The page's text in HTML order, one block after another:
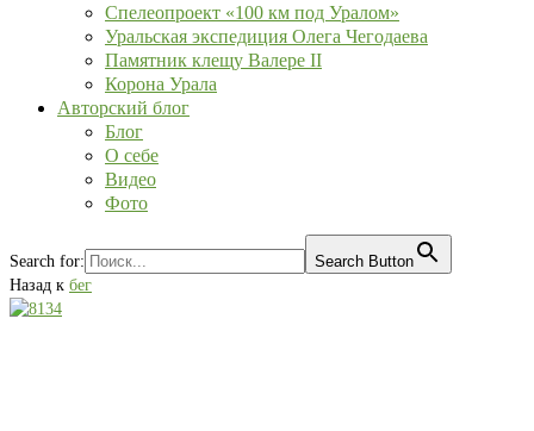
Спелеопроект «100 км под Уралом»
Уральская экспедиция Олега Чегодаева
Памятник клещу Валере II
Корона Урала
Авторский блог
Блог
О себе
Видео
Фото
Search for:
Search Button
Назад к бег